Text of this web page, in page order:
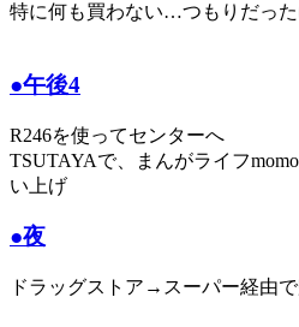
特に何も買わない…つもりだっ
●午後4
R246を使ってセンターへ
TSUTAYAで、まんがライフ
い上げ
●夜
ドラッグストア→スーパー経由